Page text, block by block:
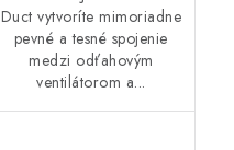
Duct vytvoríte mimoriadne
pevné a tesné spojenie
medzi odťahovým
ventilátorom a...